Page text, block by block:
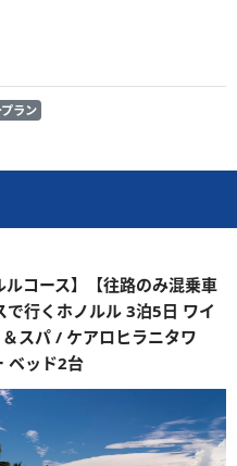
ラン
コース】【往路のみ混乗車
行くホノルル 3泊5日 ワイ
スパ / ケアロヒラニタワ
ベッド2台